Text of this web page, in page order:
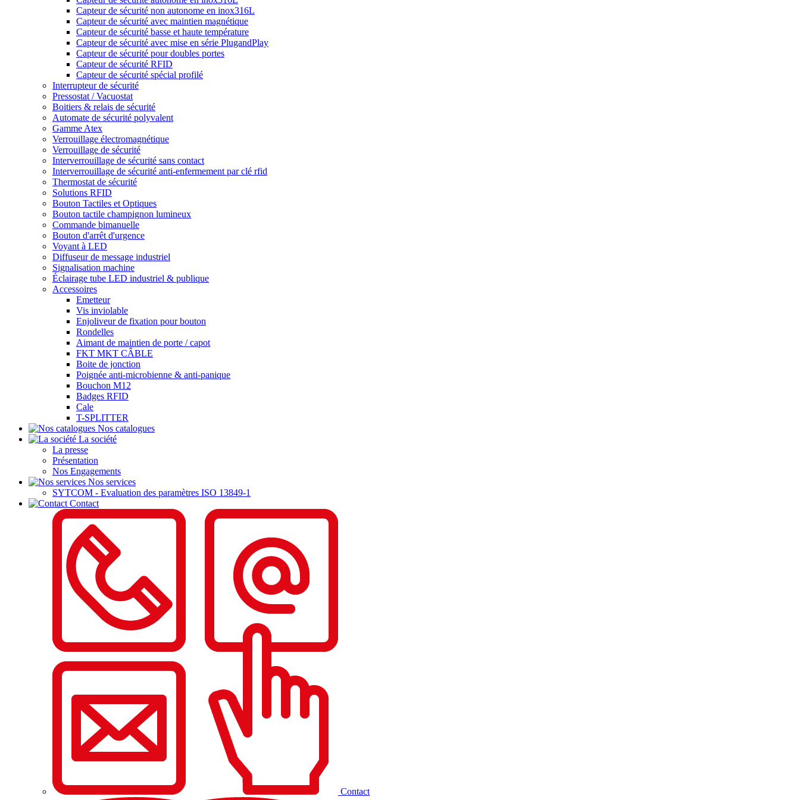
Capteur de sécurité non autonome en inox316L
Capteur de sécurité avec maintien magnétique
Capteur de sécurité basse et haute température
Capteur de sécurité avec mise en série PlugandPlay
Capteur de sécurité pour doubles portes
Capteur de sécurité RFID
Capteur de sécurité spécial profilé
Interrupteur de sécurité
Pressostat / Vacuostat
Boitiers & relais de sécurité
Automate de sécurité polyvalent
Gamme Atex
Verrouillage électromagnétique
Verrouillage de sécurité
Interverrouillage de sécurité sans contact
Interverrouillage de sécurité anti-enfermement par clé rfid
Thermostat de sécurité
Solutions RFID
Bouton Tactiles et Optiques
Bouton tactile champignon lumineux
Commande bimanuelle
Bouton d'arrêt d'urgence
Voyant à LED
Diffuseur de message industriel
Signalisation machine
Éclairage tube LED industriel & publique
Accessoires
Emetteur
Vis inviolable
Enjoliveur de fixation pour bouton
Rondelles
Aimant de maintien de porte / capot
FKT MKT CÂBLE
Boite de jonction
Poignée anti-microbienne & anti-panique
Bouchon M12
Badges RFID
Cale
T-SPLITTER
Nos catalogues
La société
La presse
Présentation
Nos Engagements
Nos services
SYTCOM - Evaluation des paramètres ISO 13849-1
Contact
Contact